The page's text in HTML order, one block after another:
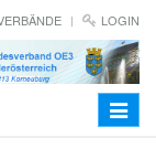
LOGIN
Toggle